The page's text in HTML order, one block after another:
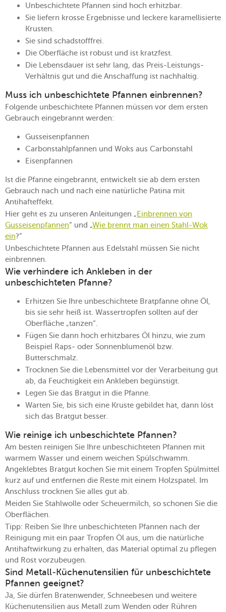
Unbeschichtete Pfannen sind hoch erhitzbar.
Sie liefern krosse Ergebnisse und leckere karamellisierte
Krusten.
Sie sind schadstofffrei.
Die Oberfläche ist robust und ist kratzfest.
Die Lebensdauer ist sehr lang, das Preis-Leistungs-
Verhältnis gut und die Anschaffung ist nachhaltig.
Muss ich unbeschichtete Pfannen einbrennen?
Folgende unbeschichtete Pfannen müssen vor dem ersten
Gebrauch eingebrannt werden:
Gusseisenpfannen
Carbonstahlpfannen und Woks aus Carbonstahl
Eisenpfannen
Ist die Pfanne eingebrannt, entwickelt sie ab dem ersten
Gebrauch nach und nach eine natürliche Patina mit
Antihafteffekt.
Hier geht es zu unseren Anleitungen „Einbrennen von
Gusseisenpfannen“ und „Wie brennt man einen Stahl-Wok
ein?“
Unbeschichtete Pfannen aus Edelstahl müssen Sie nicht
einbrennen.
Wie verhindere ich Ankleben in der
unbeschichteten Pfanne?
Erhitzen Sie Ihre unbeschichtete Bratpfanne ohne Öl,
bis sie sehr heiß ist. Wassertropfen sollten auf der
Oberfläche „tanzen“.
Fügen Sie dann hoch erhitzbares Öl hinzu, wie zum
Beispiel Raps- oder Sonnenblumenöl bzw.
Butterschmalz.
Trocknen Sie die Lebensmittel vor der Verarbeitung gut
ab, da Feuchtigkeit ein Ankleben begünstigt.
Legen Sie das Bratgut in die Pfanne.
Warten Sie, bis sich eine Kruste gebildet hat, dann löst
sich das Bratgut besser.
Wie reinige ich unbeschichtete Pfannen?
Am besten reinigen Sie Ihre unbeschichteten Pfannen mit
warmem Wasser und einem weichen Spülschwamm.
Angeklebtes Bratgut kochen Sie mit einem Tropfen Spülmittel
kurz auf und entfernen die Reste mit einem Holzspatel. Im
Anschluss trocknen Sie alles gut ab.
Meiden Sie Stahlwolle oder Scheuermilch, so schonen Sie die
Oberflächen.
Tipp: Reiben Sie Ihre unbeschichteten Pfannen nach der
Reinigung mit ein paar Tropfen Öl aus, um die natürliche
Antihaftwirkung zu erhalten, das Material optimal zu pflegen
und Rost vorzubeugen.
Sind Metall-Küchenutensilien für unbeschichtete
Pfannen geeignet?
Ja, Sie dürfen Bratenwender, Schneebesen und weitere
Küchenutensilien aus Metall zum Wenden oder Rühren